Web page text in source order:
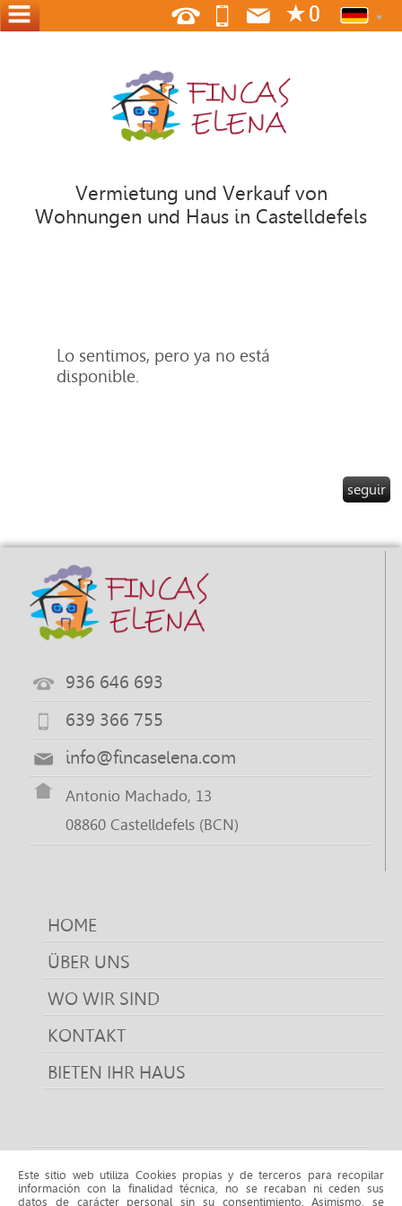
Vermietung und Verkauf von
Wohnungen und Haus in Castelldefels
SIND
Lo sentimos, pero ya no está
disponible.
seguir
936 646 693
639 366 755
info@fincaselena.com
Antonio Machado, 13
08860 Castelldefels (BCN)
HOME
ÜBER UNS
WO WIR SIND
KONTAKT
BIETEN IHR HAUS
Kaufen eigenschaften
Kaufen eigenschaften CASTELLDEFELS Kaufen eigenschaften
Este sitio web utiliza Cookies propias y de terceros para recopilar
información con la finalidad técnica, no se recaban ni ceden sus
datos de carácter personal sin su consentimiento. Asimismo, se